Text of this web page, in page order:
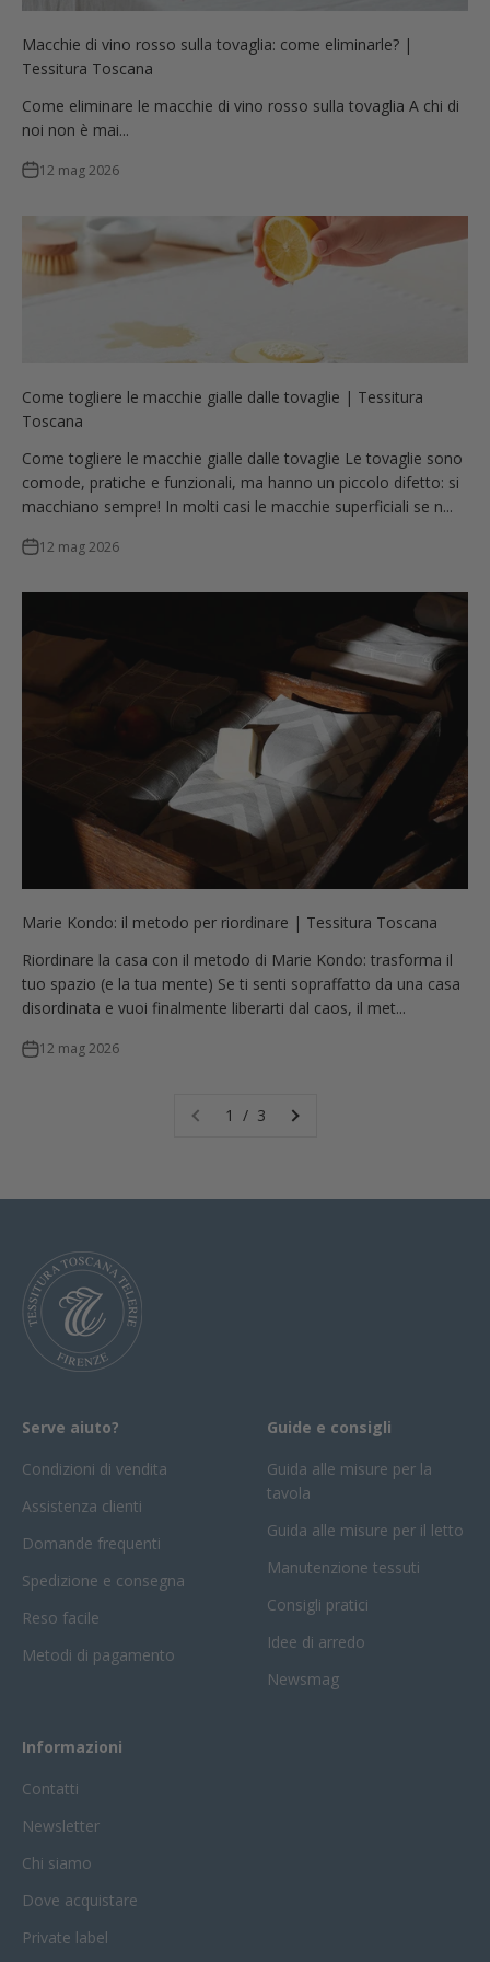
Macchie di vino rosso sulla tovaglia: come eliminarle? |
Tessitura Toscana
Come eliminare le macchie di vino rosso sulla tovaglia A chi di
noi non è mai...
12 mag 2026
Come togliere le macchie gialle dalle tovaglie | Tessitura
Toscana
Come togliere le macchie gialle dalle tovaglie Le tovaglie sono
comode, pratiche e funzionali, ma hanno un piccolo difetto: si
macchiano sempre! In molti casi le macchie superficiali se n...
12 mag 2026
Marie Kondo: il metodo per riordinare | Tessitura Toscana
Riordinare la casa con il metodo di Marie Kondo: trasforma il
tuo spazio (e la tua mente) Se ti senti sopraffatto da una casa
disordinata e vuoi finalmente liberarti dal caos, il met...
12 mag 2026
1 / 3
Serve aiuto?
Condizioni di vendita
Assistenza clienti
Domande frequenti
Spedizione e consegna
Reso facile
Metodi di pagamento
Guide e consigli
Guida alle misure per la
tavola
Guida alle misure per il letto
Manutenzione tessuti
Consigli pratici
Idee di arredo
Newsmag
Informazioni
Contatti
Newsletter
Chi siamo
Dove acquistare
Private label